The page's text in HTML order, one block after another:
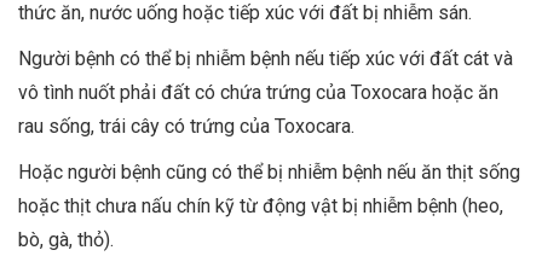
thức ăn, nước uống hoặc tiếp xúc với đất bị nhiễm sán.
Người bệnh có thể bị nhiễm bệnh nếu tiếp xúc với đất cát và
vô tình nuốt phải đất có chứa trứng của Toxocara hoặc ăn
rau sống, trái cây có trứng của Toxocara.
Hoặc người bệnh cũng có thể bị nhiễm bệnh nếu ăn thịt sống
hoặc thịt chưa nấu chín kỹ từ động vật bị nhiễm bệnh (heo,
bò, gà, thỏ).